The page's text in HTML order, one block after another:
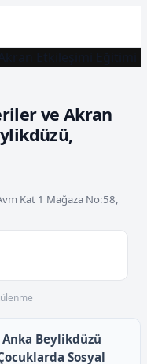
ve Akran
Kat 1 Mağaza No:58,
Anka Beylikdüzü
Sosyal